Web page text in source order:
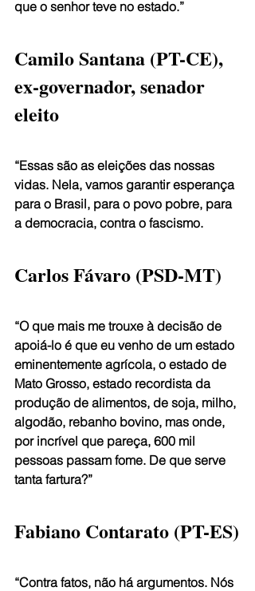
que o senhor teve no estado.”
Camilo Santana (PT-CE),
ex-governador, senador
eleito
“Essas são as eleições das nossas
vidas. Nela, vamos garantir esperança
para o Brasil, para o povo pobre, para
a democracia, contra o fascismo.
Carlos Fávaro (PSD-MT)
“O que mais me trouxe à decisão de
apoiá-lo é que eu venho de um estado
eminentemente agrícola, o estado de
Mato Grosso, estado recordista da
produção de alimentos, de soja, milho,
algodão, rebanho bovino, mas onde,
por incrível que pareça, 600 mil
pessoas passam fome. De que serve
tanta fartura?”
Fabiano Contarato (PT-ES)
“Contra fatos, não há argumentos. Nós